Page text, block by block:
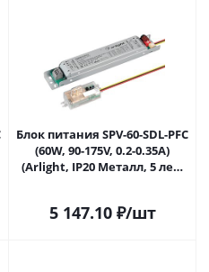
Блок питания SPV-60-SDL-PFC
(60W, 90-175V, 0.2-0.35A)
(Arlight, IP20 Металл, 5 лет)
5 147.10₽/шт